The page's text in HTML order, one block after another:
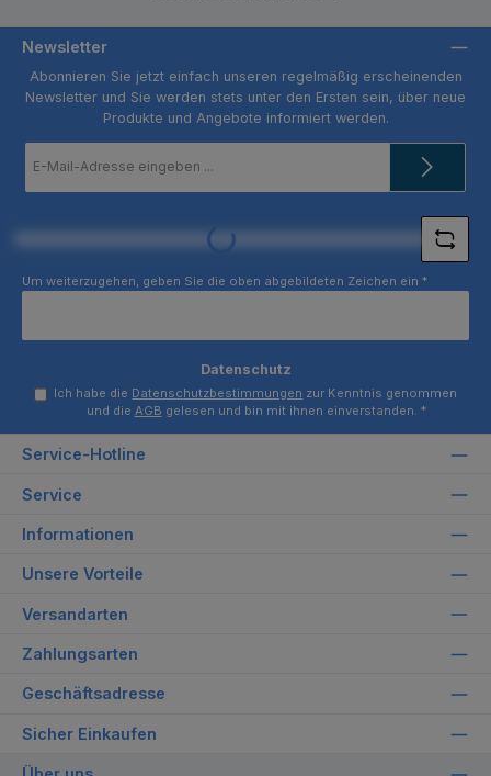
Newsletter
Abonnieren Sie jetzt einfach unseren regelmäßig erscheinenden
Newsletter und Sie werden stets unter den Ersten sein, über neue
Produkte und Angebote informiert werden.
Mail-
Loading...
Um weiterzugehen, geben Sie die oben abgebildeten Zeichen ein *
Datenschutz
Ich habe die Datenschutzbestimmungen zur Kenntnis genommen
und die AGB gelesen und bin mit ihnen einverstanden. *
Service-Hotline
Service
Informationen
Unsere Vorteile
Versandarten
Zahlungsarten
Geschäftsadresse
Sicher Einkaufen